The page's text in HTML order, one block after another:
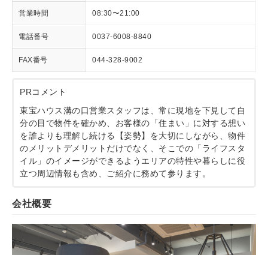
営業時間 08:30〜21:00
電話番号 0037-6008-8840
FAX番号 044-328-9002
PRコメント
東宝ハウス溝の口営業スタッフは、常に現地を下見して自
分の目で物件を確かめ、お客様の「住まい」に対する想い
を誰よりも理解し続ける【姿勢】を大切にしながら、物件
のメリットデメリットだけでなく、そこでの「ライフスタ
イル」のイメージができるようエリアの特性や暮らしに役
立つ周辺情報も含め、ご紹介に務めて参ります。
会社概要